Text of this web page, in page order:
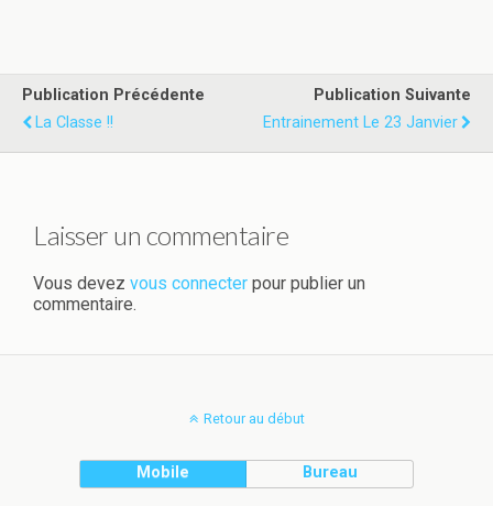
Publication Précédente
La Classe !!
Publication Suivante
Entrainement Le 23 Janvier
Laisser un commentaire
Vous devez vous connecter pour publier un
commentaire.
Retour au début
Mobile Bureau